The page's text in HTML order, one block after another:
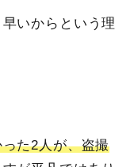
いからという理
た2人が、盗撮